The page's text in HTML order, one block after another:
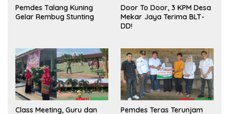
Pemdes Talang Kuning
Gelar Rembug Stunting
Door To Door, 3 KPM Desa
Mekar Jaya Terima BLT-
DD!
Class Meeting, Guru dan
Pemdes Teras Terunjam